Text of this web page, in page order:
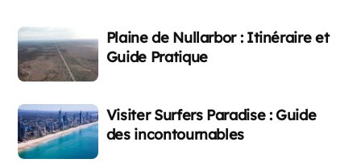
Plaine de Nullarbor : Itinéraire et
Guide Pratique
Visiter Surfers Paradise : Guide
des incontournables